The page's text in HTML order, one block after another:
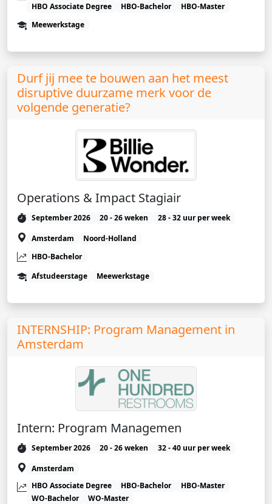
HBO Associate Degree
HBO-Bachelor
HBO-Master
Meewerkstage
Durf jij mee te bouwen aan het meest
disruptive duurzame merk voor de
volgende generatie?
Operations & Impact Stagiair
September 2026 20 - 26 weken
28 - 32 uur per week
Amsterdam
Noord-Holland
HBO-Bachelor
Afstudeerstage
Meewerkstage
INTERNSHIP: Program Management in
Amsterdam
Intern: Program Managemen
September 2026 20 - 26 weken
32 - 40 uur per week
Amsterdam
HBO Associate Degree
HBO-Bachelor
HBO-Master
WO-Bachelor
WO-Master